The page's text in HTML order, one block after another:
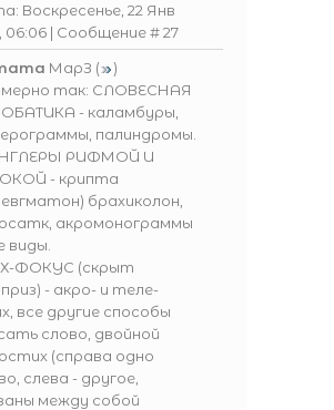
Воскресенье, 22 Янв
06:06 | Сообщение #27
МарЗ (
)
так: СЛОВЕСНАЯ
- каламбуры,
палиндромы.
РИФМОЙ И
- крипта
брахиколон,
акромонограммы
виды.
ФОКУС (скрыт
- акро- и теле-
все другие способы
слово, двойной
(справа одно
слева - другое,
между собой